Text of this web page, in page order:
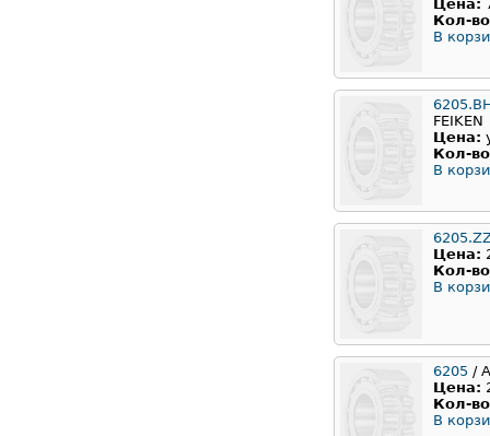
Цена:
Кол-
В
FEIKEN
Цена:
Кол-
В
Цена:
Кол-
В
6205 /
Цена:
Кол-
В